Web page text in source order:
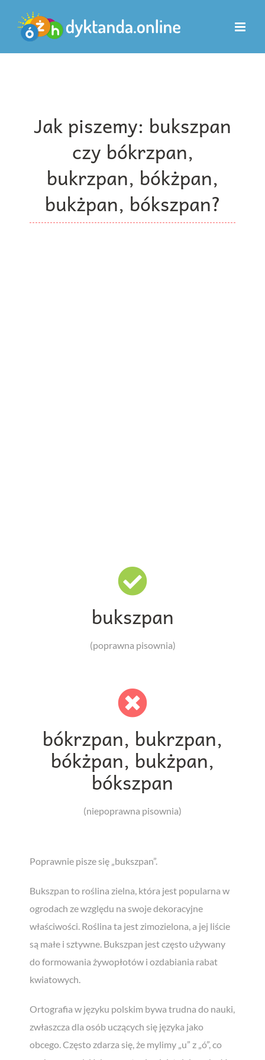
zawartości
Jak piszemy: bukszpan
czy bókrzpan,
bukrzpan, bókżpan,
bukżpan, bókszpan?
bukszpan
(poprawna pisownia)
bókrzpan, bukrzpan,
bókżpan, bukżpan,
bókszpan
(niepoprawna pisownia)
Poprawnie pisze się „bukszpan”.
Bukszpan to roślina zielna, która jest popularna w
ogrodach ze względu na swoje dekoracyjne
właściwości. Roślina ta jest zimozielona, a jej liście
są małe i sztywne. Bukszpan jest często używany
do formowania żywopłotów i ozdabiania rabat
kwiatowych.
Ortografia w języku polskim bywa trudna do nauki,
zwłaszcza dla osób uczących się języka jako
obcego. Często zdarza się, że mylimy „u” z „ó”, co